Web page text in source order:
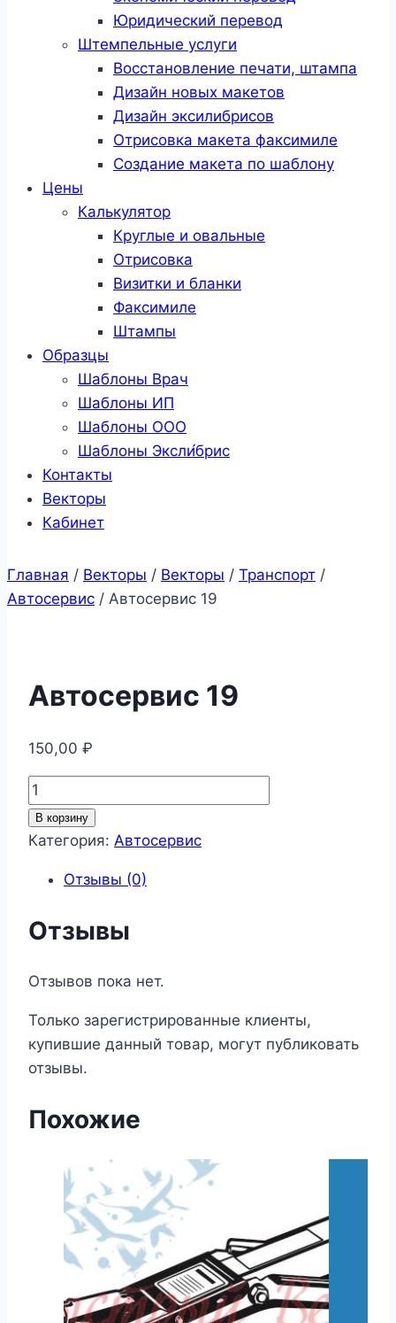
Юридический перевод
Штемпельные услуги
Восстановление печати, штампа
Дизайн новых макетов
Дизайн эксилибрисов
Отрисовка макета факсимиле
Создание макета по шаблону
Цены
Калькулятор
Круглые и овальные
Отрисовка
Визитки и бланки
Факсимиле
Штампы
Образцы
Шаблоны Врач
Шаблоны ИП
Шаблоны ООО
Шаблоны Эксли́брис
Контакты
Векторы
Кабинет
Главная / Векторы / Векторы / Транспорт /
Автосервис / Автосервис 19
Автосервис 19
150,00 ₽
Количество
товара
Автосервис
В корзину
Категория: Автосервис
Отзывы (0)
Отзывы
Отзывов пока нет.
Только зарегистрированные клиенты,
купившие данный товар, могут публиковать
отзывы.
Похожие